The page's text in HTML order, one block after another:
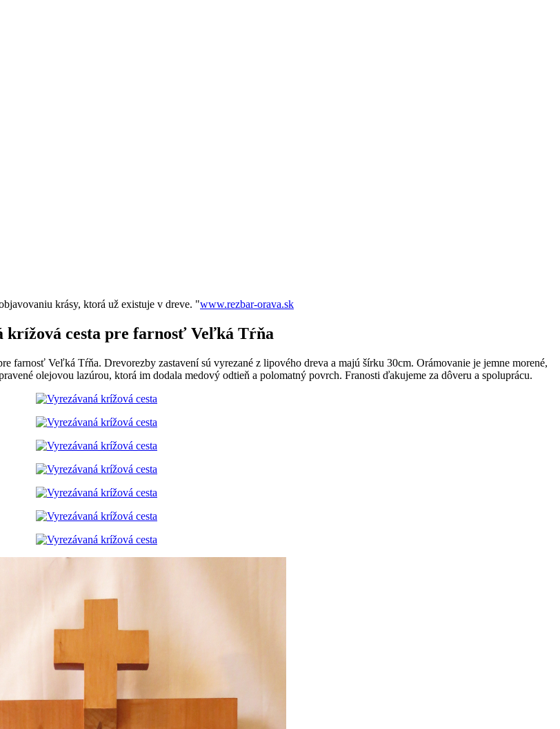
krásy, ktorá už existuje v dreve. "www.rezbar-orava.sk
krížová cesta pre farnosť Veľká Tŕňa
farnosť Veľká Tŕňa. Drevorezby zastavení sú vyrezané z lipového dreva a majú šírku 30cm. Orámovanie je jemne morené,
olejovou lazúrou, ktorá im dodala medový odtieň a polomatný povrch. Franosti ďakujeme za dôveru a spoluprácu.